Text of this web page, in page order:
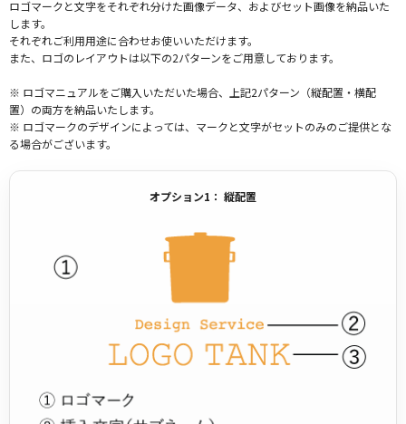
ロゴマークと文字をそれぞれ分けた画像データ、およびセット画像を納品いた
します。
それぞれご利用用途に合わせお使いいただけます。
また、ロゴのレイアウトは以下の2パターンをご用意しております。
※ ロゴマニュアルをご購入いただいた場合、上記2パターン（縦配置・横配
置）の両方を納品いたします。
※ ロゴマークのデザインによっては、マークと文字がセットのみのご提供とな
る場合がございます。
オプション1： 縦配置